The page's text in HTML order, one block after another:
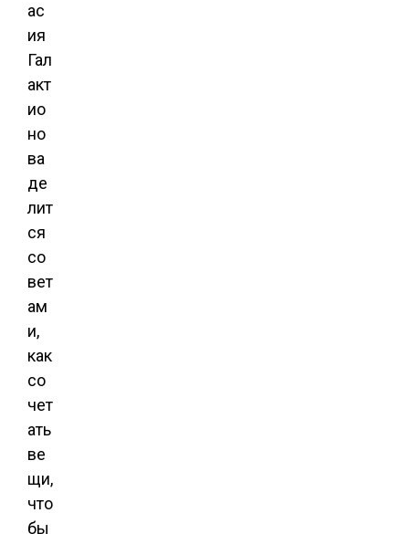
ас
ия
Гал
акт
ио
но
ва
де
лит
ся
со
вет
ам
и,
как
со
чет
ать
ве
щи,
что
бы